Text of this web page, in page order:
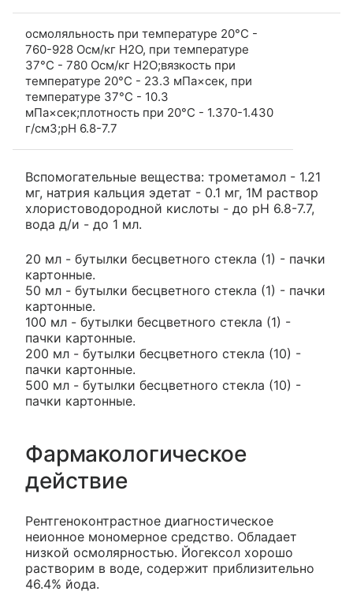
осмоляльность при температуре 20°C -
760-928 Осм/кг Н2О, при температуре
37°C - 780 Осм/кг Н2О;вязкость при
температуре 20°C - 23.3 мПа×сек, при
температуре 37°C - 10.3
мПа×сек;плотность при 20°C - 1.370-1.430
г/см3;рН 6.8-7.7
Вспомогательные вещества: трометамол - 1.21
мг, натрия кальция эдетат - 0.1 мг, 1M раствор
хлористоводородной кислоты - до pH 6.8-7.7,
вода д/и - до 1 мл.
20 мл - бутылки бесцветного стекла (1) - пачки
картонные.
50 мл - бутылки бесцветного стекла (1) - пачки
картонные.
100 мл - бутылки бесцветного стекла (1) -
пачки картонные.
200 мл - бутылки бесцветного стекла (10) -
пачки картонные.
500 мл - бутылки бесцветного стекла (10) -
пачки картонные.
Фармакологическое
действие
Рентгеноконтрастное диагностическое
неионное мономерное средство. Обладает
низкой осмолярностью. Йогексол хорошо
растворим в воде, содержит приблизительно
46.4% йода.